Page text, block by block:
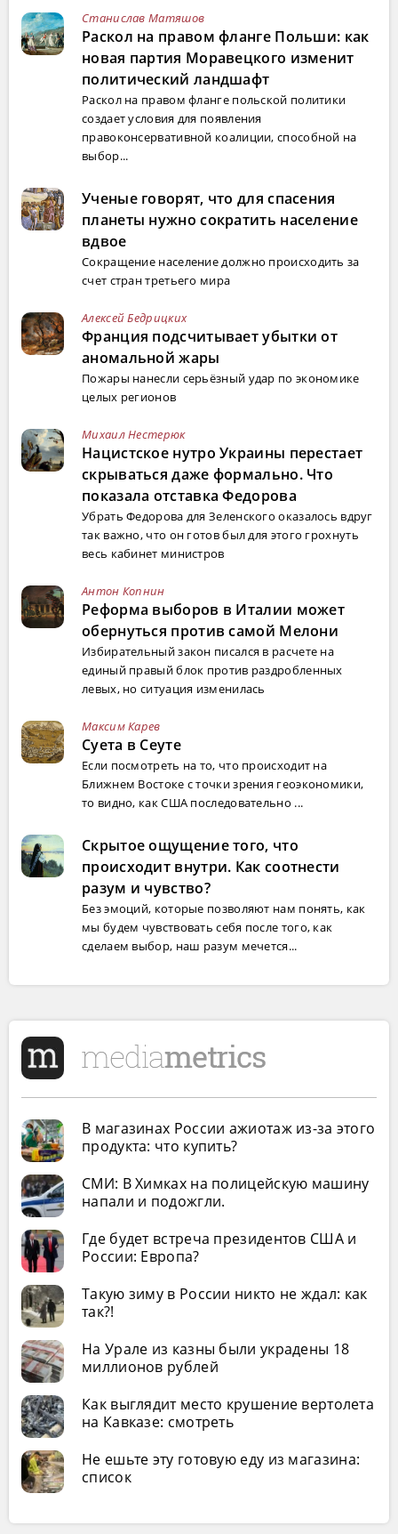
Станислав Матяшов
Раскол на правом фланге Польши: как
новая партия Моравецкого изменит
политический ландшафт
Раскол на правом фланге польской политики
создает условия для появления
правоконсервативной коалиции, способной на
выбор...
Ученые говорят, что для спасения
планеты нужно сократить население
вдвое
Сокращение население должно происходить за
счет стран третьего мира
Алексей Бедрицких
Франция подсчитывает убытки от
аномальной жары
Пожары нанесли серьёзный удар по экономике
целых регионов
Михаил Нестерюк
Нацистское нутро Украины перестает
скрываться даже формально. Что
показала отставка Федорова
Убрать Федорова для Зеленского оказалось вдруг
так важно, что он готов был для этого грохнуть
весь кабинет министров
Антон Копнин
Реформа выборов в Италии может
обернуться против самой Мелони
Избирательный закон писался в расчете на
единый правый блок против раздробленных
левых, но ситуация изменилась
Максим Карев
Суета в Сеуте
Если посмотреть на то, что происходит на
Ближнем Востоке с точки зрения геоэкономики,
то видно, как США последовательно ...
Скрытое ощущение того, что
происходит внутри. Как соотнести
разум и чувство?
Без эмоций, которые позволяют нам понять, как
мы будем чувствовать себя после того, как
сделаем выбор, наш разум мечется...
В магазинах России ажиотаж из-за этого
продукта: что купить?
СМИ: В Химках на полицейскую машину
напали и подожгли.
Где будет встреча президентов США и
России: Европа?
Такую зиму в России никто не ждал: как
так?!
На Урале из казны были украдены 18
миллионов рублей
Как выглядит место крушение вертолета
на Кавказе: смотреть
Не ешьте эту готовую еду из магазина:
список